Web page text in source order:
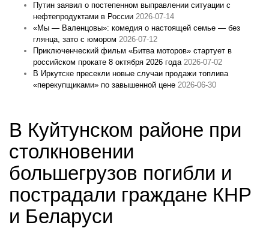
Путин заявил о постепенном выправлении ситуации с
нефтепродуктами в России 2026-07-14
«Мы — Валенцовы»: комедия о настоящей семье — без
глянца, зато с юмором 2026-07-12
Приключенческий фильм «Битва моторов» стартует в
российском прокате 8 октября 2026 года 2026-07-02
В Иркутске пресекли новые случаи продажи топлива
«перекупщиками» по завышенной цене 2026-06-30
В Куйтунском районе при
столкновении
большегрузов погибли и
пострадали граждане КНР
и Беларуси